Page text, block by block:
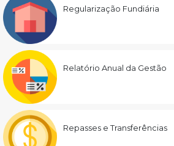
Regularização Fundiária
Relatório Anual da Gestão
Repasses e Transferências